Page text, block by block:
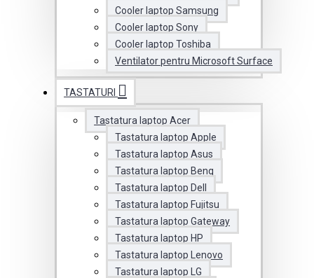
Cooler laptop Samsung
Cooler laptop Sony
Cooler laptop Toshiba
Ventilator pentru Microsoft Surface
TASTATURI
Tastatura laptop Acer
Tastatura laptop Apple
Tastatura laptop Asus
Tastatura laptop Benq
Tastatura laptop Dell
Tastatura laptop Fujitsu
Tastatura laptop Gateway
Tastatura laptop HP
Tastatura laptop Lenovo
Tastatura laptop LG